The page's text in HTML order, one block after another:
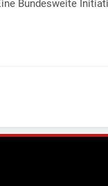
Bundesweite